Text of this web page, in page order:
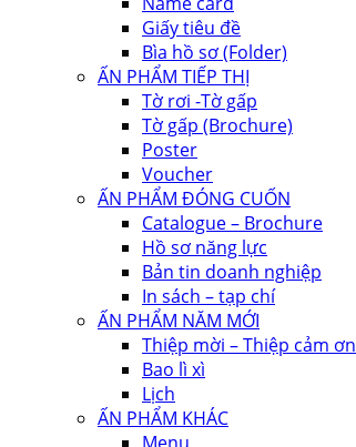
Giấy tiêu đề
Bìa hồ sơ (Folder)
ẤN PHẨM TIẾP THỊ
Tờ rơi -Tờ gấp
Tờ gấp (Brochure)
Poster
Voucher
ẤN PHẨM ĐÓNG CUỐN
Catalogue – Brochure
Hồ sơ năng lực
Bản tin doanh nghiệp
In sách – tạp chí
ẤN PHẨM NĂM MỚI
Thiệp mời – Thiệp cảm ơn
Bao lì xì
Lịch
ẤN PHẨM KHÁC